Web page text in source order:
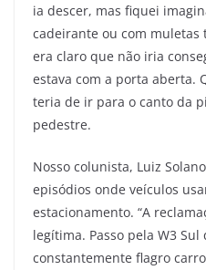
ia descer, mas fiquei
cadeirante ou com muletas
era claro que não iria
estava com a porta aberta.
teria de ir para o canto da
pedestre.
Nosso colunista, Luiz
episódios onde veículos
estacionamento. “A
legítima. Passo pela W3
constantemente flagro